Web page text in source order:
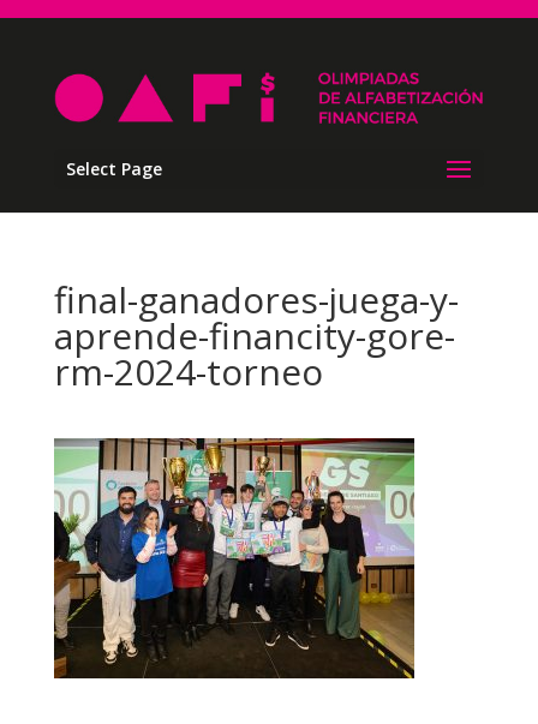
Select Page
final-ganadores-juega-y-
aprende-financity-gore-
rm-2024-torneo